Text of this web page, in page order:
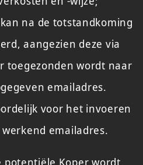
na de totstandkoming
aangezien deze via
toegezonden wordt naar
emailadres.
voor het invoeren
emailadres.
potentiële Koper wordt